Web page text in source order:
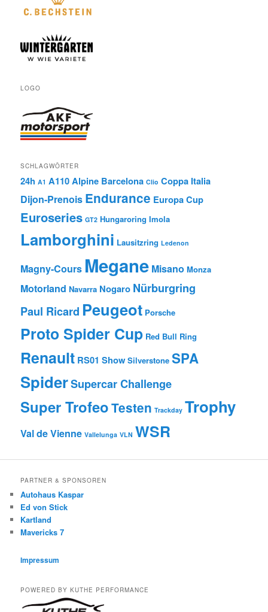
LOGO
SCHLAGWÖRTER
24h A1 A110Alpine Barcelona Clio Coppa Italia
Dijon-Prenois Endurance Europa Cup
Euroseries GT2 Hungaroring Imola
Lamborghini Lausitzring Ledenon
Magny-Cours Megane Misano Monza
Motorland Navarra Nogaro Nürburgring
Paul Ricard Peugeot Porsche
Proto Spider Cup Red Bull Ring
Renault RS01 Show Silverstone SPA
SpiderSupercar Challenge
Super TrofeoTesten Trackday Trophy
Val de Vienne Vallelunga VLN WSR
PARTNER & SPONSOREN
Autohaus Kaspar
Ed von Stick
Kartland
Mavericks 7
Impressum
POWERED BY KUTHE PERFORMANCE